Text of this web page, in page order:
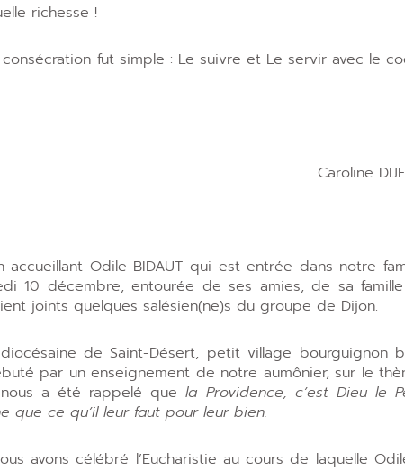
richesse !
fut simple : Le suivre et Le servir avec le
Caroline
Odile BIDAUT qui est entrée dans notre
10 décembre, entourée de ses amies, de sa
joints quelques salésien(ne)s du groupe de Dijon.
de Saint-Désert, petit village bourguignon
par un enseignement de notre aumônier, sur le
a été rappelé quela Providence, c’est Dieu le
que ce qu’il leur faut pour leur bien.
avons célébré l’Eucharistie au cours de laquelle